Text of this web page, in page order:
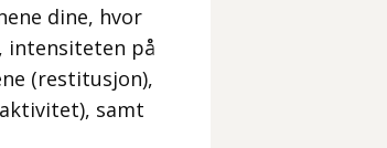
dine, hvor
intensiteten på
(restitusjon),
samt